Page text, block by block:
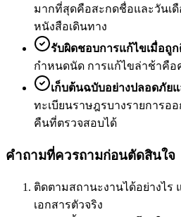
มากที่สุดคือสะกดชื่อและวันเ
หนังสือเดินทาง
รับผิดชอบการแก้ไขเมื่อถู
กำหนดนัด การแก้ไขล่าช้าคือ
เก็บต้นฉบับอย่างปลอดภัย
ทะเบียนราษฎรบางรายการอ
คืนที่ตรวจสอบได้
คำถามที่ควรถามก่อนตัดสินใจ
ติดตามสถานะงานได้อย่างไร
เอกสารตัวจริง